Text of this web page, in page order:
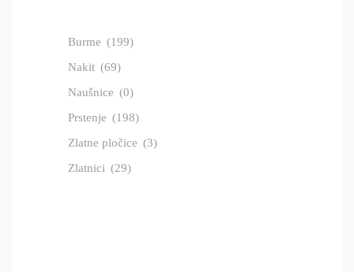
Burme (199)
Nakit (69)
Naušnice (0)
Prstenje (198)
Zlatne pločice (3)
Zlatnici (29)